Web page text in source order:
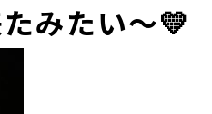
みたい～💛